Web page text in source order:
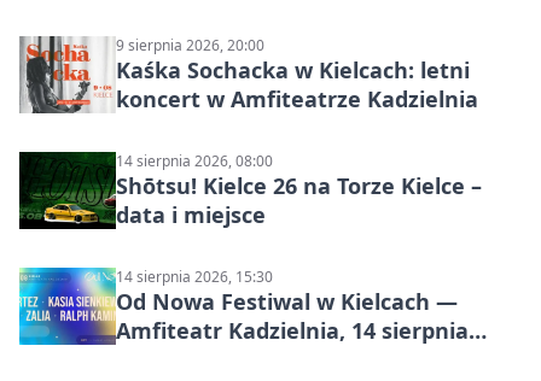
9 sierpnia 2026, 20:00
Kaśka Sochacka w Kielcach: letni
koncert w Amfiteatrze Kadzielnia
14 sierpnia 2026, 08:00
Shōtsu! Kielce 26 na Torze Kielce –
data i miejsce
14 sierpnia 2026, 15:30
Od Nowa Festiwal w Kielcach —
Amfiteatr Kadzielnia, 14 sierpnia